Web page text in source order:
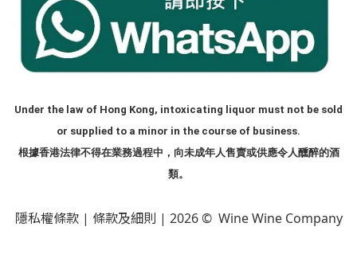
Under the law of Hong Kong, intoxicating liquor must not be sold
or supplied to a minor in the course of business.
根據香港法律不得在業務過程中，向未成年人售賣或供應令人醺醉的酒
類。
隱私權條款 | 條款及細則 | 2026 © Wine Wine Company